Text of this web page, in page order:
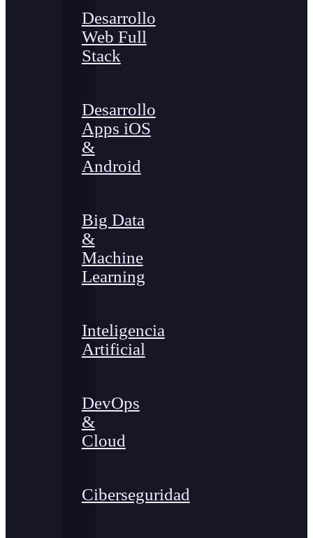
Desarrollo
Web Full
Stack
Desarrollo
Apps iOS
&
Android
Big Data
&
Machine
Learning
Inteligencia
Artificial
DevOps
&
Cloud
Ciberseguridad